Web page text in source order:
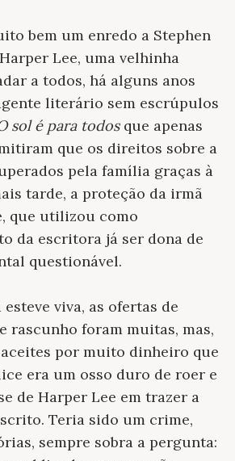
bem um enredo a Stephen
Lee, uma velhinha
a todos, há alguns anos
literário sem escrúpulos
sol é para todosque apenas
que os direitos sobre a
pela família graças à
tarde, a proteção da irmã
que utilizou como
da escritora já ser dona de
questionável.
viva, as ofertas de
rascunho foram muitas, mas,
por muito dinheiro que
era um osso duro de roer e
de Harper Lee em trazer a
Teria sido um crime,
sempre sobra a pergunta: